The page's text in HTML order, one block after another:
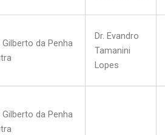
Gilberto da Penha
Dr. Evandro
Tamanini
Lopes
Gilberto da Penha